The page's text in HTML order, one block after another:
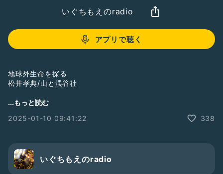
いぐちもえのradio
アプリで聴く
地球外生命を探る
松井孝典/山と渓谷社
は興味があって過去にもいくつか本を購入してるけど、全然読
この本が気になるかたはこちら
https://www.amazon.co.jp/dp/4635130142/ref=cm_sw_r
...もっと読む
2025-01-10 09:41:22
338
いぐちもえのradio